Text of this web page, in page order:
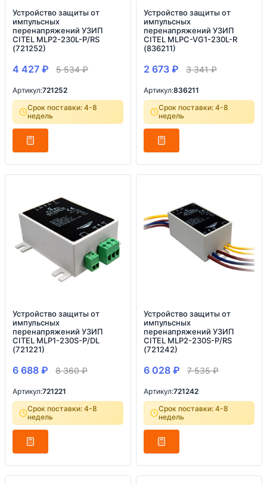
Устройство защиты от
импульсных
перенапряжений УЗИП
CITEL MLP2-230L-P/RS
(721252)
4 427 ₽ 5 534₽
Артикул:721252
Срок поставки: 4-8
недель
Устройство защиты от
импульсных
перенапряжений УЗИП
CITEL MLPC-VG1-230L-R
(836211)
2 673 ₽ 3 341₽
Артикул:836211
Срок поставки: 4-8
недель
Устройство защиты от
импульсных
перенапряжений УЗИП
CITEL MLP1-230S-P/DL
(721221)
6 688 ₽ 8 360₽
Артикул:721221
Срок поставки: 4-8
недель
Устройство защиты от
импульсных
перенапряжений УЗИП
CITEL MLP2-230S-P/RS
(721242)
6 028 ₽ 7 535₽
Артикул:721242
Срок поставки: 4-8
недель